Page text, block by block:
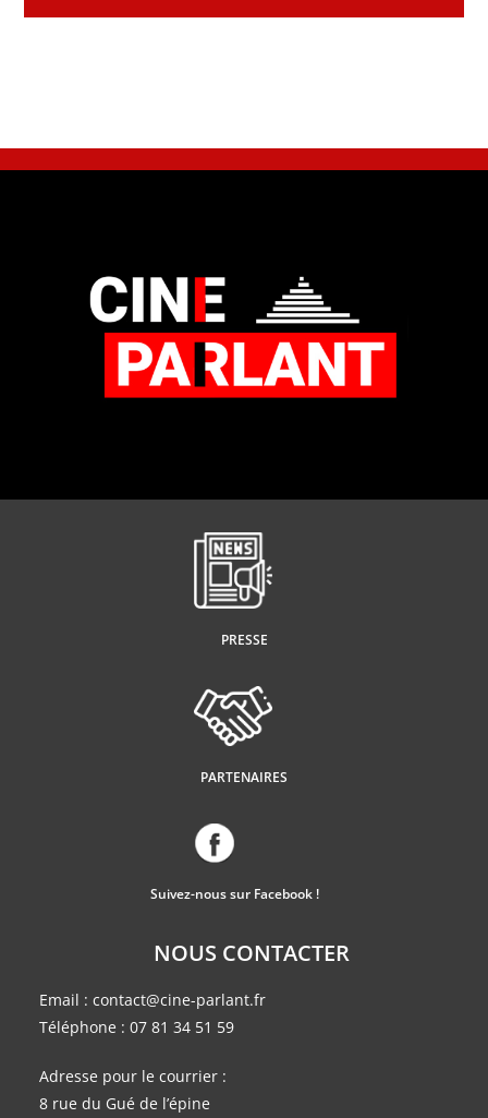
PRESSE
PARTENAIRES
Suivez-nous sur Facebook !
NOUS CONTACTER
Email : contact@cine-parlant.fr
Téléphone : 07 81 34 51 59
Adresse pour le courrier :
8 rue du Gué de l’épine